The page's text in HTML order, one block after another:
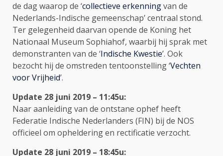
de dag waarop de ‘collectieve erkenningvan de
Nederlands-Indische gemeenschap’ centraal stond.
Ter gelegenheid daarvan opende de Koning het
Nationaal Museum Sophiahof, waarbij hij sprak met
demonstranten van de ‘Indische Kwestie’. Ook
bezocht hij de omstreden tentoonstelling ‘Vechten
voor Vrijheid’.
Update 28 juni 2019 – 11:45u:
Naar aanleiding van de ontstane ophef heeft
Federatie Indische Nederlanders (FIN) bij de NOS
officieel om opheldering en rectificatie verzocht.
Update 28 juni 2019 – 18:45u: